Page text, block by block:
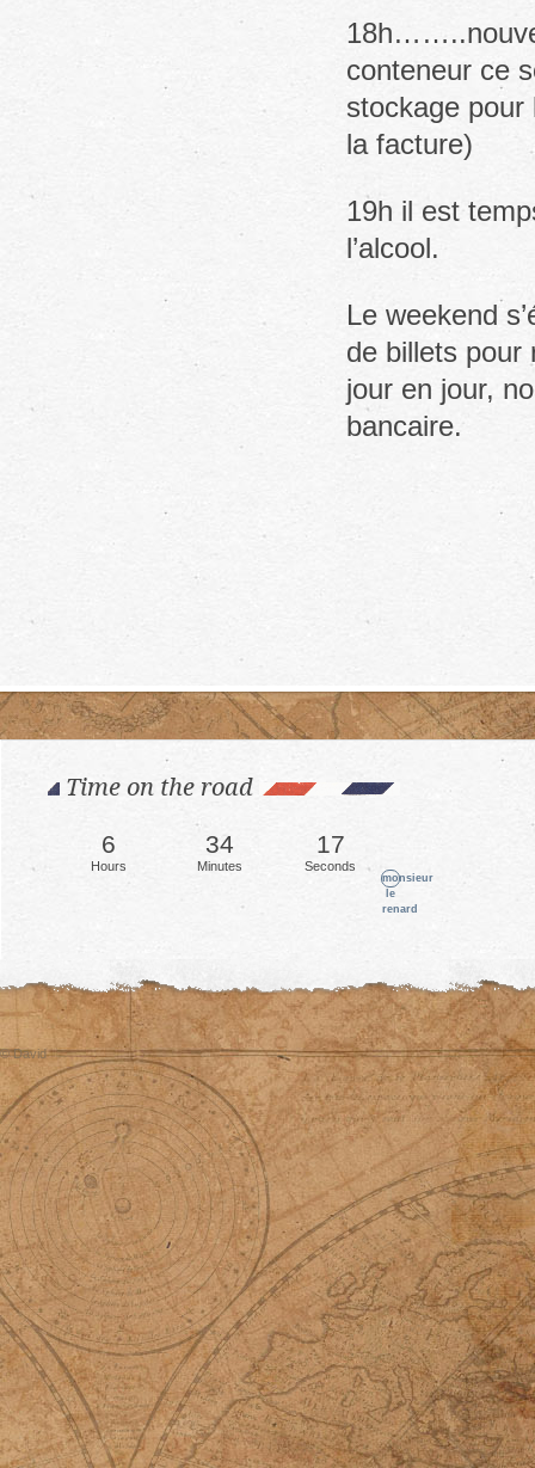
conteneur ce
stockage pour
la facture)
19h il est
l’alcool.
Le weekend
de billets pour
jour en jour,
bancaire.
Time on the road
6
Hours
34
Minutes
20
Seconds
monsieur
le
renard
© David